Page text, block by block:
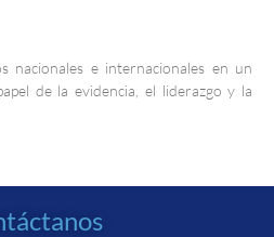
nacionales e internacionales en un
de la evidencia, el liderazgo y la